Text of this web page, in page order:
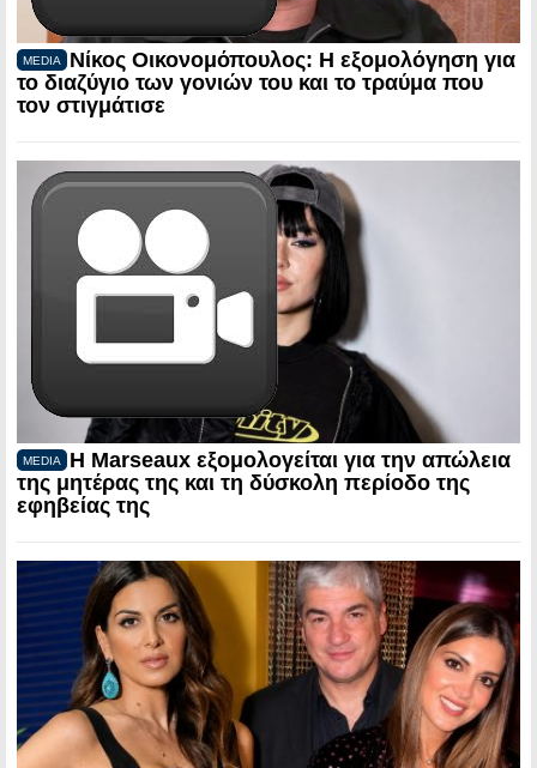
MEDIA
Νίκος Οικονομόπουλος: Η εξομολόγηση για
το διαζύγιο των γονιών του και το τραύμα που
τον στιγμάτισε
MEDIA
Η Marseaux εξομολογείται για την απώλεια
της μητέρας της και τη δύσκολη περίοδο της
εφηβείας της